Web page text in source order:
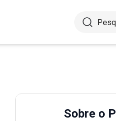
Sobre o